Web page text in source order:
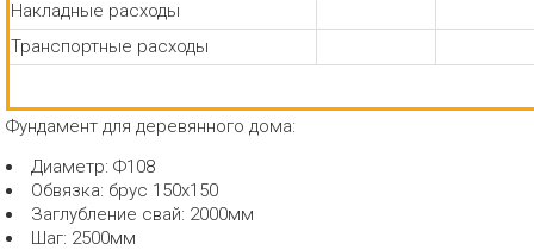
Накладные расходы
Транспортные расходы
Фундамент для деревянного дома:
Диаметр: Ф108
Обвязка: брус 150х150
Заглубление свай: 2000мм
Шаг: 2500мм